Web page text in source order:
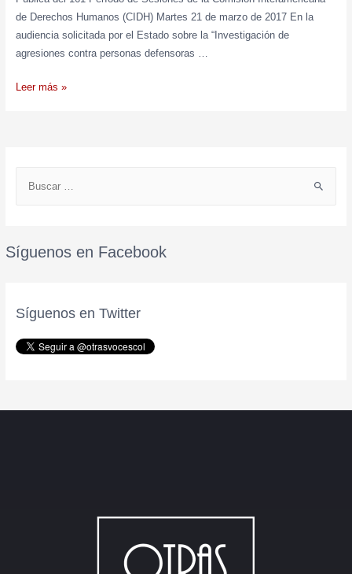
de Derechos Humanos (CIDH) Martes 21 de marzo de 2017 En la
audiencia solicitada por el Estado sobre la “Investigación de
agresiones contra personas defensoras …
Leer más »
Síguenos en Facebook
Síguenos en Twitter